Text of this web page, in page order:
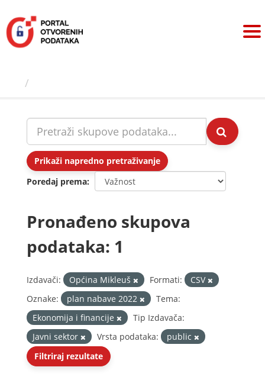
sadržaj
Prikaži napredno pretraživanje
Poredaj prema
Pronađeno skupova
podataka: 1
Izdavači: Općina Mikleuš Formati:
CSV
Oznake:
plan nabave 2022
Tema:
Ekonomija i financije
Tip Izdavača:
Javni sektor
Vrsta podataka:
public
Filtriraj rezultate